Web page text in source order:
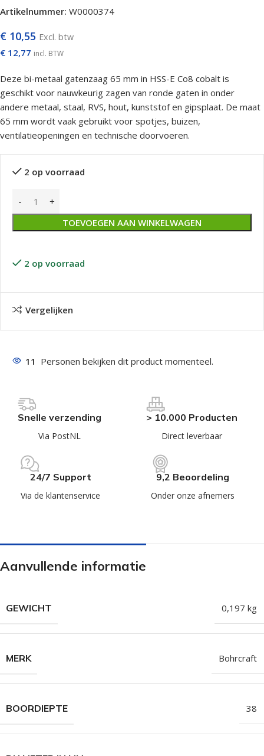
Artikelnummer: W0000374
€ 10,55 Excl. btw
€ 12,77 incl. BTW
Deze bi-metaal gatenzaag 65 mm in HSS-E Co8 cobalt is
geschikt voor nauwkeurig zagen van ronde gaten in onder
andere metaal, staal, RVS, hout, kunststof en gipsplaat. De maat
65 mm wordt vaak gebruikt voor spotjes, buizen,
ventilatieopeningen en technische doorvoeren.
2 op voorraad
TOEVOEGEN AAN WINKELWAGEN
2 op voorraad
Vergelijken
11 Personen bekijken dit product momenteel.
Snelle verzending
Via PostNL
> 10.000 Producten
Direct leverbaar
24/7 Support
Via de klantenservice
9,2 Beoordeling
Onder onze afnemers
Aanvullende informatie
GEWICHT 0,197 kg
MERK Bohrcraft
BOORDIEPTE 38